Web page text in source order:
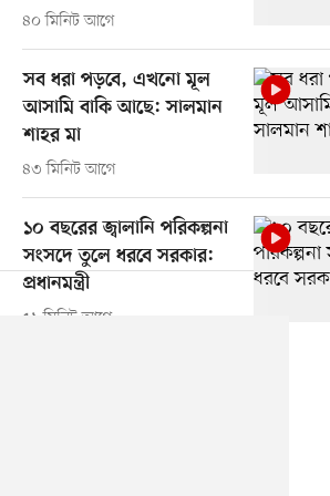
৪০ মিনিট আগে
সব ধরা পড়বে, এখনো মূল
আসামি বাকি আছে: সালমান
শাহর মা
৪৩ মিনিট আগে
১০ বছরের জ্বালানি পরিকল্পনা
সংসদে তুলে ধরবে সরকার:
প্রধানমন্ত্রী
৫১ মিনিট আগে